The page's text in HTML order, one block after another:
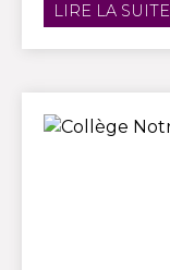
LIRE LA SUITE